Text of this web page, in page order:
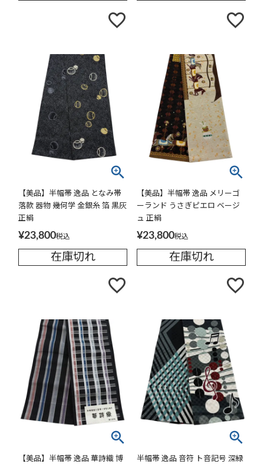
【美品】半幅帯 逸品 となみ帯
落款 器物 幾何学 金銀糸 箔 黒灰
正絹
¥23,800税込
在庫切れ
【美品】半幅帯 逸品 メリーゴ
ーランド うさぎピエロ ベージ
ュ 正絹
¥23,800税込
在庫切れ
【美品】半幅帯 逸品 華詩織 博
半幅帯 逸品 音符 ト音記号 深緑